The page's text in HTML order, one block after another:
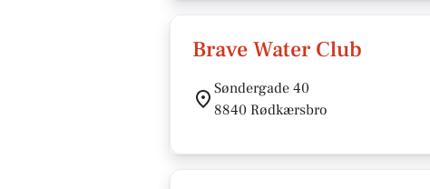
Brave Water Club
Søndergade 40
8840 Rødkærsbro